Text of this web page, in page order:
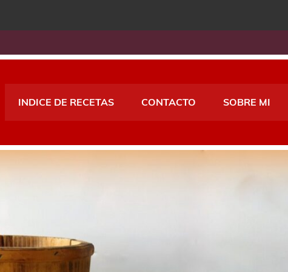
INDICE DE RECETAS CONTACTO SOBRE MI